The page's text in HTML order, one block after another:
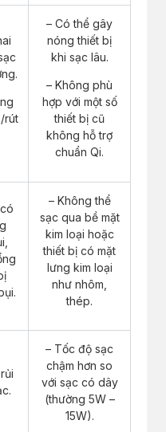
rút
– Có thể gây
nóng thiết bị
khi sạc lâu.
– Không phù
hợp với một số
thiết bị cũ
không hỗ trợ
chuẩn Qi.
– Không thể
sạc qua bề mặt
kim loại hoặc
thiết bị có mặt
lưng kim loại
như nhôm,
thép.
– Tốc độ sạc
chậm hơn so
với sạc có dây
(thường 5W –
15W).